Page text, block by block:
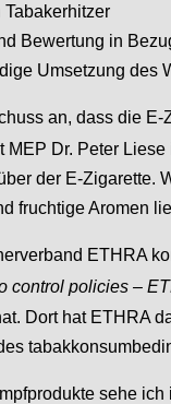
Tabakerhitzer
Bewertung in
Umsetzung des
an, dass die
MEP Dr. Peter
der E-Zigarette.
fruchtige Aromen
ETHRA
control policies –
Dort hat ETHRA
sehe